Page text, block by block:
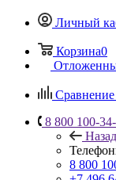
Личный
Корзина0
Сравнение
8 800 100-
Назад
8 800